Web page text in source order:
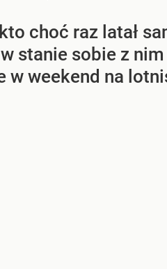
choć raz latał
stanie sobie z
w weekend na